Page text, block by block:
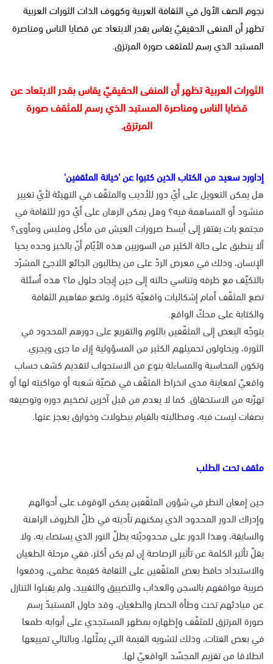
نجوم الصف الأول في الثقافة العربية وكهوف الذات الثورات العربية
تظهر أن المنفى الحقيقيّ يقاس بقدر الابتعاد عن قضايا الناس ومناصرة
المستبد الذي رسم للمثقف صورة المرتزق.
الثورات العربية تظهر أن المنفى الحقيقيّ يقاس بقدر الابتعاد عن
قضايا الناس ومناصرة المستبد الذي رسم للمثقف صورة
المرتزق.
إداورد سعيد من الكتاب الذين كتبوا عن 'خيانة المثقفين'
هل يمكن التعويل على أيّ دور للأديب والمثقّف في التهيئة لأيّ تغيير
منشود أو المساهمة فيه؟ وهل يمكن الرهان على أيّ دور للثقافة في
مجتمع بات يفتقر إلى أبسط ضرورات العيش من مأكل وملبس ومأوى؟
ألا ينطبق على حالة الكثير من السوريين هذه الأيّام أنّ بالخبز وحده يحيا
الإنسان، وذلك في معرض الردّ على من يطالبون الجائع اللاجئ المشرّد
بالتكيّف مع ظرفه وتناسي حالته إلى حين إيجاد حلول ما؟ هذه أسئلة
تضع المثقّف أمام إشكاليات واقعيّة كثيرة، وتضع مفاهيم الثقافة
والكتابة على محكّ الواقع.
يتوجّه البعض إلى المثقّفين باللوم والتقريع على دورهم المحدود في
الثورة، ويحاولون تحميلهم الكثير من المسؤولية إزاء ما جرى ويجري.
وتكون المحاسبة والمساءلة بنوع من الاستجواب لتقديم كشف حساب
واقعيّ لمعاينة مدى انخراط المثقّف في قضيّة شعبه أو مواكبته لها أو
تهرّبه من الاستحقاق. كما لا يعدم من قبل آخرين تضخيم دوره وتوصيفه
بصفات ليست فيه، ومطالبته بالقيام ببطولات وخوارق يعجز عنها.
مثقف تحت الطلب
حين إمعان النظر في شؤون المثقّفين يمكن الوقوف على أحوالهم
وإدراك الدور المحدود الذي يمكنهم تأديته في ظلّ الظروف الراهنة
والسابقة، وهذا الدور على محدوديّته يظلّ النور الذي يستضاء به، ولا
يقلّ تأثير الكلمة عن تأثير الرصاصة إن لم يكن أكثر، ففي مرحلة الطغيان
والاستبداد حافظ بعض المثقّفين على الثقافة كقيمة عظمى، ودفعوا
ضريبة مواقفهم بالسجن والعذاب والتضييق والتقييد، ولم يقبلوا التنازل
عن مبادئهم تحت وطأة الحصار والطغيان، وقد حاول المستبدّ رسم
صورة المرتزق للمثقّف وإظهاره بمظهر المستجدي على أبوابه طمعا
في بعض الفتات، وذلك لتشويه القيمة التي يمثّلها، وبالتالي تمييعها
انطلاقا من تقزيم المجسّد الواقعيّ لها.